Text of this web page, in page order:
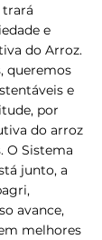
trará
e
do Arroz.
queremos
e
por
do arroz
O Sistema
junto, a
avance,
melhores